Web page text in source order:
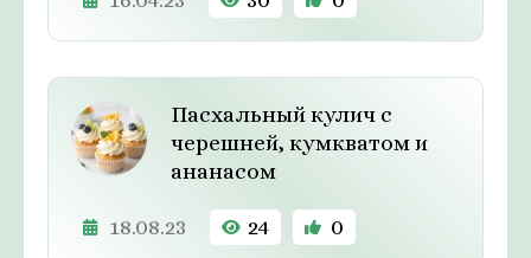
Пасхальный кулич с
черешней, кумкватом и
ананасом
18.08.23 24 0